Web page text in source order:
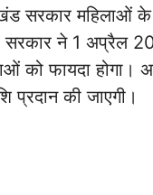
सरकार महिलाओं
सरकार ने 1 अप्रैल
को फायदा
प्रदान की जाएगी।